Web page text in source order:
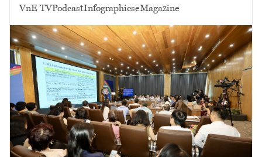
VnE TVPodcastInfographicseMagazine